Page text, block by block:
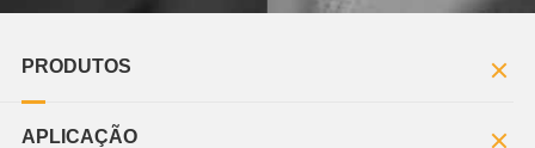
PRODUTOS
APLICAÇÃO